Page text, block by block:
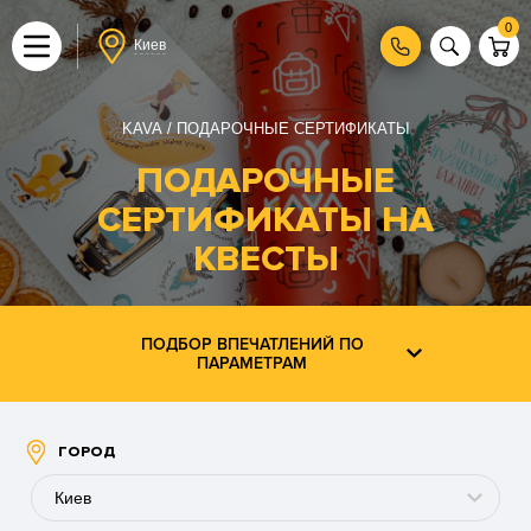
Киев
0
KAVA ПОДАРОЧНЫЕ СЕРТИФИКАТЫ
ПОДАРОЧНЫЕ
СЕРТИФИКАТЫ НА
КВЕСТЫ
ПОДБОР ВПЕЧАТЛЕНИЙ ПО
ПАРАМЕТРАМ
ГОРОД
Киев